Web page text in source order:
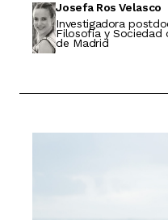
Josefa Ros Velasco
Investigadora
Filosofía y Sociedad
de Madrid